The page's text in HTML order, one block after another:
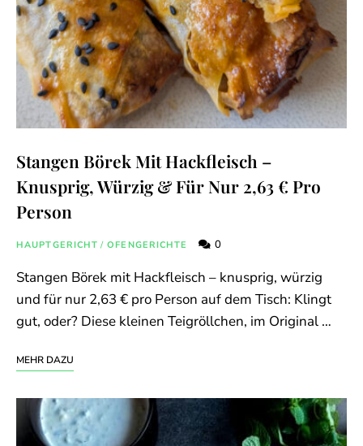
Stangen Börek Mit Hackfleisch –
Knusprig, Würzig & Für Nur 2,63 € Pro
Person
HAUPTGERICHT / OFENGERICHTE 0
Stangen Börek mit Hackfleisch – knusprig, würzig
und für nur 2,63 € pro Person auf dem Tisch: Klingt
gut, oder? Diese kleinen Teigröllchen, im Original …
MEHR DAZU